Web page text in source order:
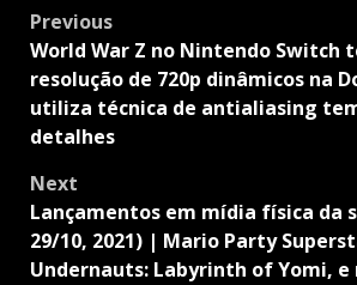
Post
navigation
Previous
World War Z no Nintendo Switch
resolução de 720p dinâmicos na
utiliza técnica de antialiasing
detalhes
Next
Lançamentos em mídia física da
29/10, 2021) | Mario Party
Undernauts: Labyrinth of Yomi, e